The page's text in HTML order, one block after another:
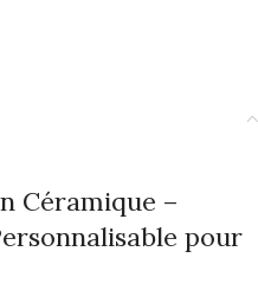
Céramique –
pour